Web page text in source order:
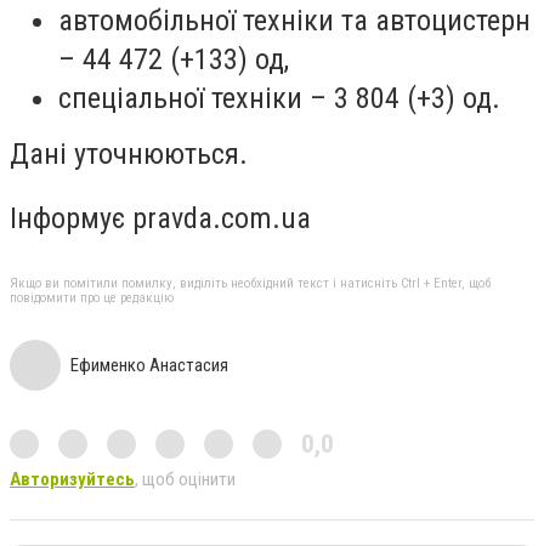
автомобільної техніки та автоцистерн
– 44 472 (+133) од,
спеціальної техніки – 3 804 (+3) од.
Дані уточнюються.
Інформує pravda.com.ua
Якщо ви помітили помилку, виділіть необхідний текст і натисніть Ctrl + Enter, щоб
повідомити про це редакцію
Ефименко Анастасия
0,0
Авторизуйтесь, щоб оцінити